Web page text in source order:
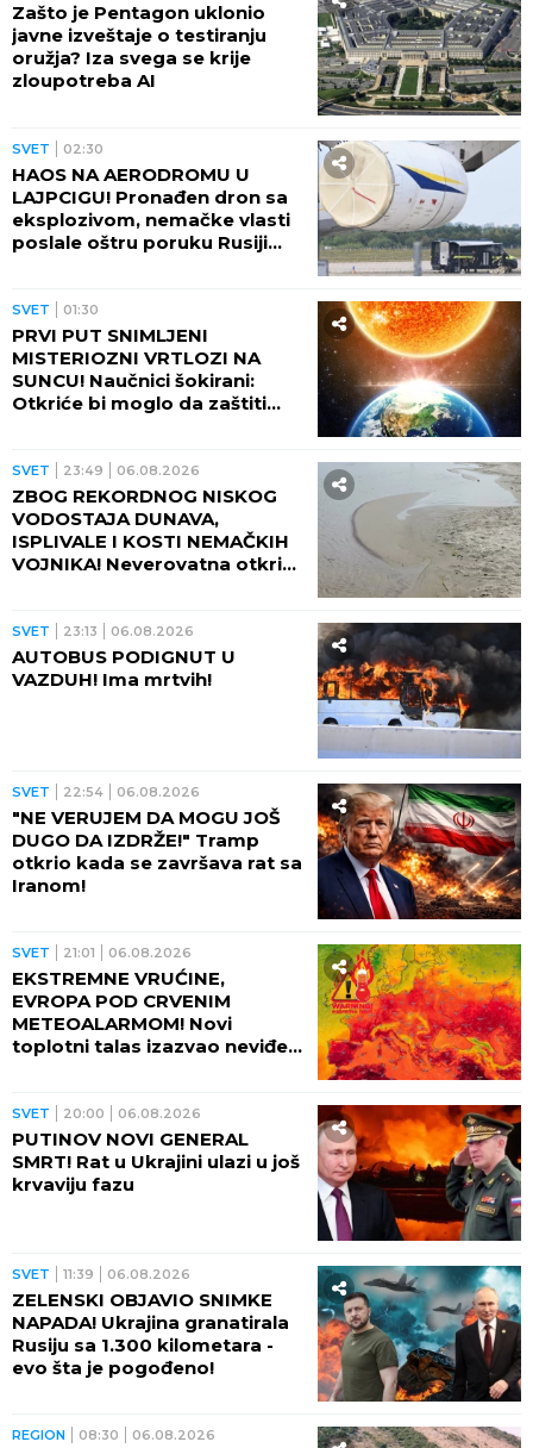
Zašto je Pentagon uklonio
javne izveštaje o testiranju
oružja? Iza svega se krije
zloupotreba AI
SVET 02:30
HAOS NA AERODROMU U
LAJPCIGU! Pronađen dron sa
eksplozivom, nemačke vlasti
poslale oštru poruku Rusiji
SVET 01:30
PRVI PUT SNIMLJENI
MISTERIOZNI VRTLOZI NA
SUNCU! Naučnici šokirani:
Otkriće bi moglo da zaštiti
SVET 23:49 06.08.2026
ZBOG REKORDNOG NISKOG
VODOSTAJA DUNAVA,
ISPLIVALE I KOSTI NEMAČKIH
VOJNIKA! Neverovatna otkrića
SVET 23:13 06.08.2026
AUTOBUS PODIGNUT U
VAZDUH! Ima mrtvih!
SVET 22:54 06.08.2026
"NE VERUJEM DA MOGU JOŠ
DUGO DA IZDRŽE!" Tramp
otkrio kada se završava rat sa
Iranom!
SVET 21:01 06.08.2026
EKSTREMNE VRUĆINE,
EVROPA POD CRVENIM
METEOALARMOM! Novi
toplotni talas izazvao neviđeni
SVET 20:00 06.08.2026
PUTINOV NOVI GENERAL
SMRT! Rat u Ukrajini ulazi u još
krvaviju fazu
SVET 11:39 06.08.2026
ZELENSKI OBJAVIO SNIMKE
NAPADA! Ukrajina granatirala
Rusiju sa 1.300 kilometara -
evo šta je pogođeno!
REGION 08:30 06.08.2026